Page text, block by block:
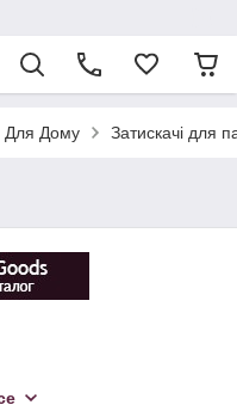
Для Дому Затискачі для